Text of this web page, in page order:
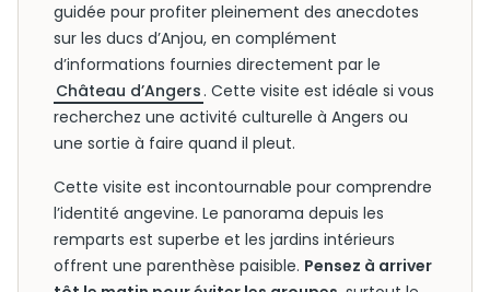
guidée pour profiter pleinement des anecdotes
sur les ducs d’Anjou, en complément
d’informations fournies directement par le
Château d’Angers . Cette visite est idéale si vous
recherchez une activité culturelle à Angers ou
une sortie à faire quand il pleut.
Cette visite est incontournable pour comprendre
l’identité angevine. Le panorama depuis les
remparts est superbe et les jardins intérieurs
offrent une parenthèse paisible. Pensez à arriver